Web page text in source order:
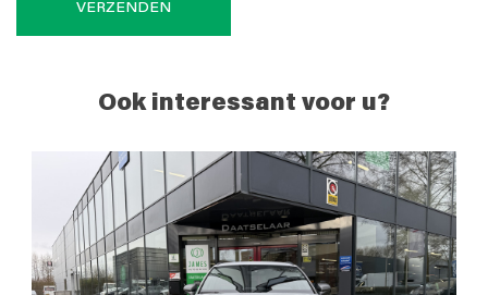
VERZENDEN
Ook interessant voor u?